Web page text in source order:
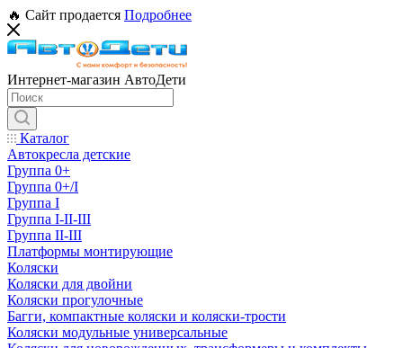
🔥 Сайт продается Подробнее
Интернет-магазин АвтоДети
Каталог
Автокресла детские
Группа 0+
Группа 0+/I
Группа I
Группа I-II-III
Группа II-III
Платформы монтирующие
Коляски
Коляски для двойни
Коляски прогулочные
Багги, компактные коляски и коляски-трости
Коляски модульные универсальные